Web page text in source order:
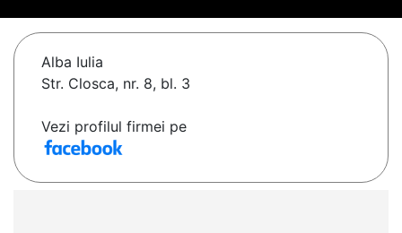
Alba Iulia
Str. Closca, nr. 8, bl. 3
Vezi profilul firmei pe